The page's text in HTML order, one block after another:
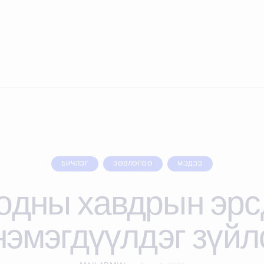
БИЧЛЭГ ЗӨВЛӨГӨӨ МЭДЭЭ
хавдрын